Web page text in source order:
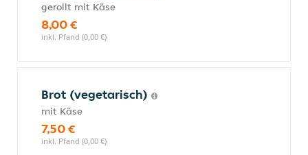
gerollt mit Käse
8,00 €
inkl. Pfand (0,00 €)
Brot (vegetarisch)
mit Käse
7,50 €
inkl. Pfand (0,00 €)